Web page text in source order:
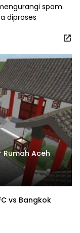
spam.
diproses
Rumah Aceh
vs Bangkok